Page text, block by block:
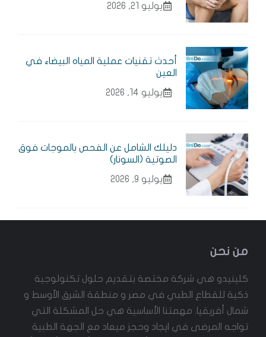
يوليو 21, 2026
أحدث تقنيات عملية المياه البيضاء في
العين
يوليو 14, 2026
دليلك الشامل عن الفحص بالموجات فوق
الصوتية (السونار)
يوليو 9, 2026
من نحن
كلينيدو هي شركة مختصة بتقديم حلول تكنولوجية
ذكية للقطاع الطبي في مصر و منطقة الشرق الأوسط و
شمال أفريقيا. مهمتنا الأساسية هي حل المشكلة التي
تواجه المرضى في ايجاد وحجز ميعاد مع الجهة الطبية